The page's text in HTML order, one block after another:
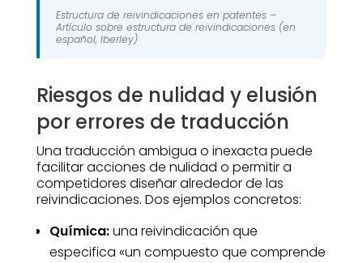
Estructura de reivindicaciones en patentes –
Artículo sobre estructura de reivindicaciones (en
español, Iberley)
Riesgos de nulidad y elusión
por errores de traducción
Una traducción ambigua o inexacta puede
facilitar acciones de nulidad o permitir a
competidores diseñar alrededor de las
reivindicaciones. Dos ejemplos concretos:
Química:una reivindicación que
especifica «un compuesto que comprende